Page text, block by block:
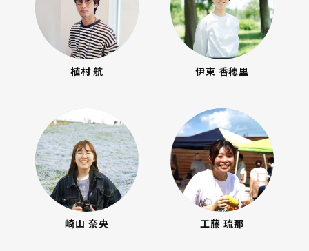
植村 航 伊東 香穂里
崎山 奈央 工藤 琉那